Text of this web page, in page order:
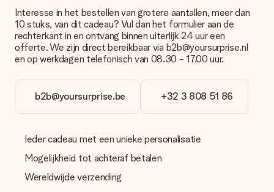
Hoe kan ik mijn bestelling betalen?
Wij bieden de volgende betaalmethodes aan: iDeal, Paypal,
creditcard of handmatige overboeking. Hou bij handmatige
overboeking wel rekening met 3 dagen extra levertijd van je
cadeau.
Cadeau ontvangen
Wat als het cadeau toch niet helemaal naar mijn zin is?
We vinden het erg vervelend als je cadeau niet naar wens is
passende oplossing.
Wordt de factuur met de bestelling meegestuurd?
Er wordt geen factuur meegestuurd bij je bestelling. Je
Interesse in het bestellen van grotere aantallen, meer dan
10 stuks, van dit cadeau? Vul dan het formulier aan de
rechterkant in en ontvang binnen uiterlijk 24 uur een
offerte. We zijn direct bereikbaar via b2b@yoursurprise.nl
en op werkdagen telefonisch van 08.30 - 17.00 uur.
b2b@yoursurprise.be +32 3 808 51 86
Ieder cadeau met een unieke personalisatie
Mogelijkheid tot achteraf betalen
Wereldwijde verzending